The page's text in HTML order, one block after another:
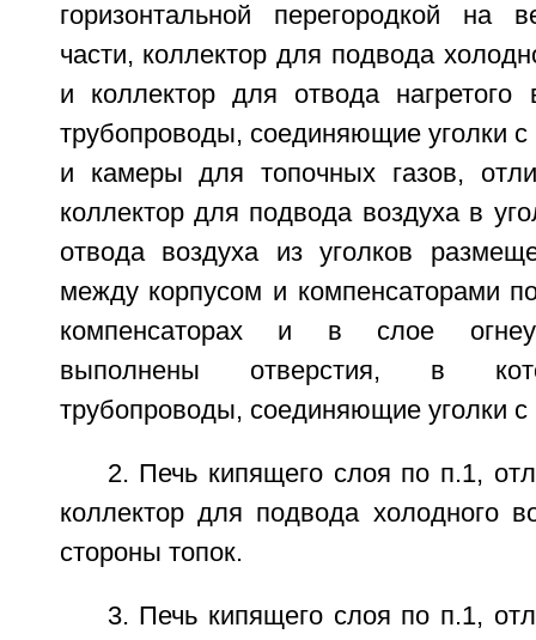
горизонтальной перегородкой
части, коллектор для подвода
и коллектор для отвода нагретого
трубопроводы, соединяющие уголки с
и камеры для топочных газов,
коллектор для подвода воздуха в
отвода воздуха из уголков
между корпусом и компенсаторами
компенсаторах и в слое
выполнены отверстия, в
трубопроводы, соединяющие уголки с
2. Печь кипящего слоя по п.1,
коллектор для подвода холодного
стороны топок.
3. Печь кипящего слоя по п.1,